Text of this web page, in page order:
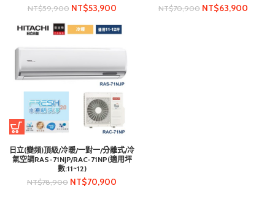
NT$59,900 NT$53,900
NT$70,900 NT$63,900
日立(變頻)頂級/冷暖/一對一/分離式/冷
氣空調RAS-71NJP/RAC-71NP(適用坪
數:11~12)
NT$78,900 NT$70,900